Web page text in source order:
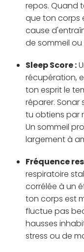
repos. Quand
que ton corps
cause
de sommeil
Sleep Score :
récupération,
ton esprit le
réparer.
tu obtiens par
Un sommeil
largement à
Fréquence
respiratoire
corrélée à un
ton corps est
fluctue pas
hausses
stress ou de